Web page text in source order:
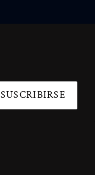
SUSCRIBIRSE